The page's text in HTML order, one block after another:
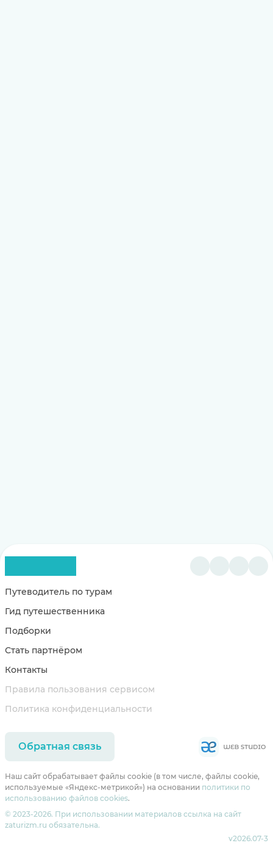
Путеводитель по турам
Гид путешественника
Подборки
Стать партнёром
Контакты
Правила пользования сервисом
Политика конфиденциальности
Обратная связь
Наш сайт обрабатывает файлы cookie (в том числе, файлы cookie,
используемые «Яндекс-метрикой») на основании политики по
использованию файлов cookies.
© 2023-2026. При использовании материалов ссылка на сайт
zaturizm.ru обязательна.
v2026.07-3